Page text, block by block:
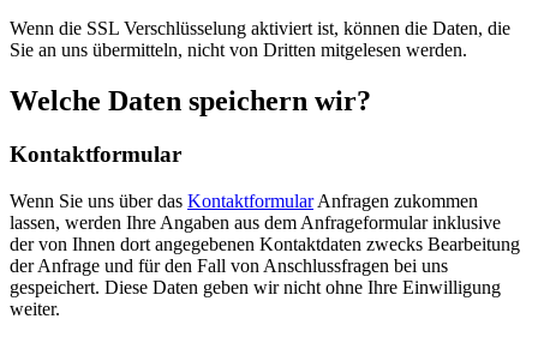
Wenn die SSL Verschlüsselung aktiviert ist, können die Daten, die
Sie an uns übermitteln, nicht von Dritten mitgelesen werden.
Welche Daten speichern wir?
Kontaktformular
Wenn Sie uns über das KontaktformularAnfragen zukommen
lassen, werden Ihre Angaben aus dem Anfrageformular inklusive
der von Ihnen dort angegebenen Kontaktdaten zwecks Bearbeitung
der Anfrage und für den Fall von Anschlussfragen bei uns
gespeichert. Diese Daten geben wir nicht ohne Ihre Einwilligung
weiter.